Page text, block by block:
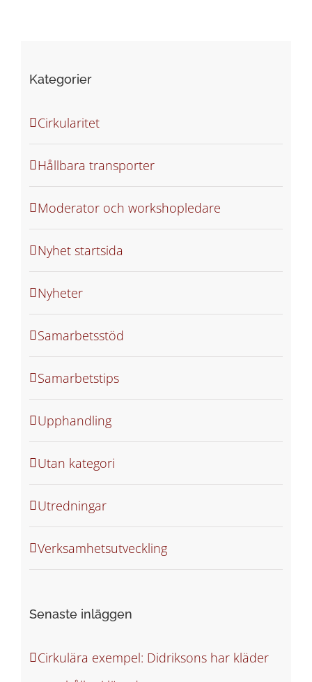
Kategorier
Cirkularitet
Hållbara transporter
Moderator och workshopledare
Nyhet startsida
Nyheter
Samarbetsstöd
Samarbetstips
Upphandling
Utan kategori
Utredningar
Verksamhetsutveckling
Senaste inläggen
Cirkulära exempel: Didriksons har kläder